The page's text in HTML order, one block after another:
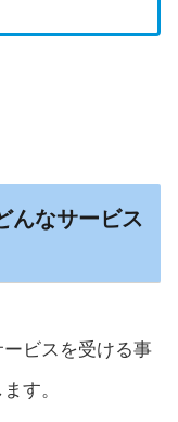
んなサービス
ビスを受ける事
す。